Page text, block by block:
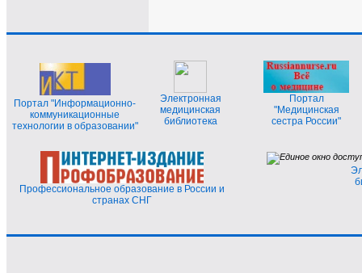
Портал "Информационно-
коммуникационные
технологии в образовании"
Электронная
медицинская
библиотека
Портал
"Медицинская
сестра России"
Профессиональное образование в России и
странах СНГ